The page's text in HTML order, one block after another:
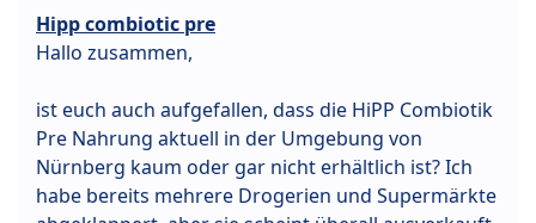
Hipp combiotic pre
Hallo zusammen,
ist euch auch aufgefallen, dass die HiPP Combiotik
Pre Nahrung aktuell in der Umgebung von
Nürnberg kaum oder gar nicht erhältlich ist? Ich
habe bereits mehrere Drogerien und Supermärkte